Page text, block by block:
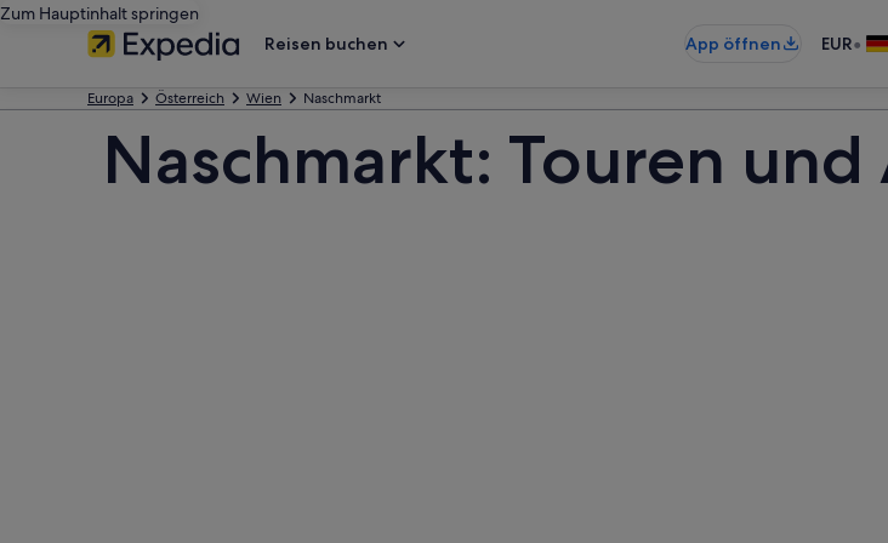
Zum Hauptinhalt springen
Reisen buchen
App öffnen EUR•
Europa Österreich Wien Naschmarkt
Naschmarkt: Touren